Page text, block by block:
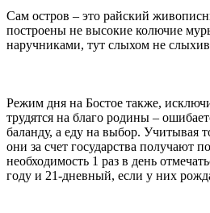
Сам остров – это райский
построены не высокие колючие
наручниками, тут слыхом не
Режим дня на Бостое также,
трудятся на благо родины –
баланду, а еду на выбор. Учитывая
они за счет государства получают
необходимость 1 раз в день
году и 21-дневный, если у них